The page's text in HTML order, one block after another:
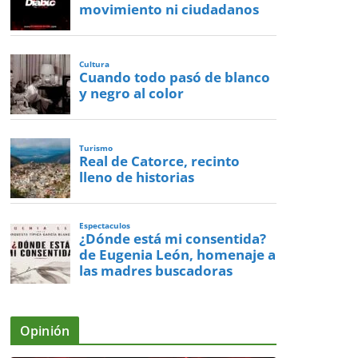
movimiento ni ciudadanos
Cultura
Cuando todo pasó de blanco
y negro al color
Turismo
Real de Catorce, recinto
lleno de historias
Espectaculos
¿Dónde está mi consentida?
de Eugenia León, homenaje a
las madres buscadoras
Opinión